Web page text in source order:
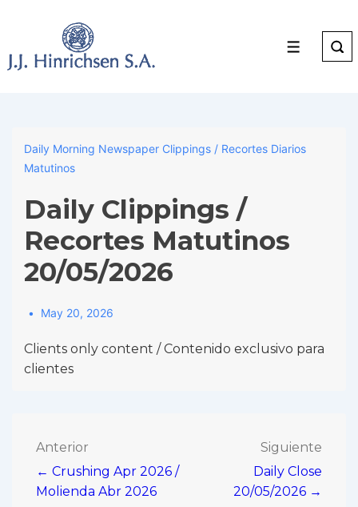
Main
Menu
Daily Morning Newspaper Clippings / Recortes Diarios
Matutinos
Daily Clippings /
Recortes Matutinos
20/05/2026
May 20, 2026
Clients only content / Contenido exclusivo para
clientes
Navegación
de
Anterior
← Crushing Apr 2026 /
Molienda Abr 2026
Siguiente
Daily Close
20/05/2026 →